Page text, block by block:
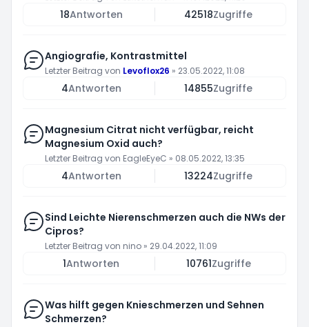
18Antworten 42518Zugriffe
Angiografie, Kontrastmittel
Letzter Beitrag von Levoflox26 » 23.05.2022, 11:08
4Antworten 14855Zugriffe
Magnesium Citrat nicht verfügbar, reicht
Magnesium Oxid auch?
Letzter Beitrag von EagleEyeC » 08.05.2022, 13:35
4Antworten 13224Zugriffe
Sind Leichte Nierenschmerzen auch die NWs der
Cipros?
Letzter Beitrag von nino » 29.04.2022, 11:09
1Antworten 10761Zugriffe
Was hilft gegen Knieschmerzen und Sehnen
Schmerzen?